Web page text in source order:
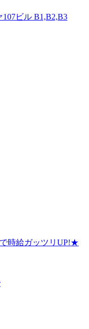
ビル B1,B2,B3
時給ガッツリUP!★